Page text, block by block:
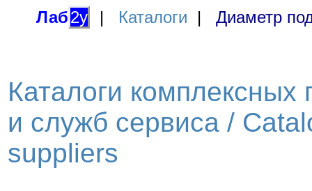
Лаб2у | Каталоги | Диаметр
Каталоги
и служб сервиса /
suppliers